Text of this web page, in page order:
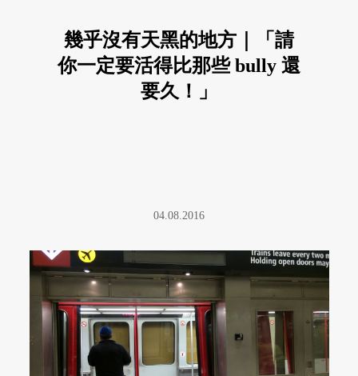
幾乎沒有天黑的地方｜「請
你一定要活得比那些 bully 還
要久！」
04.08.2016